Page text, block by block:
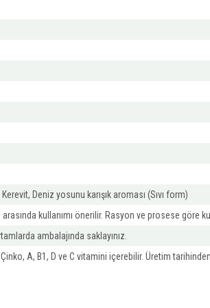
Deniz yosunu karışık aroması (Sıvı form)
kullanımı önerilir. Rasyon ve prosese göre
ambalajında saklayınız.
A, B1, D ve C vitamini içerebilir. Üretim